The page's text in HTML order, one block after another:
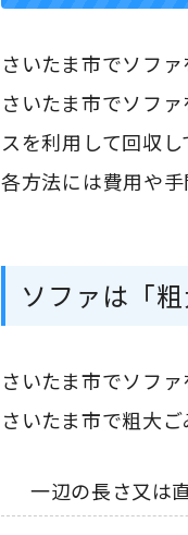
さいたま市でソフ
さいたま市でソフ
スを利用して回収
各方法には費用や
ソファは「
さいたま市でソフ
さいたま市で粗大
一辺の長さ又は